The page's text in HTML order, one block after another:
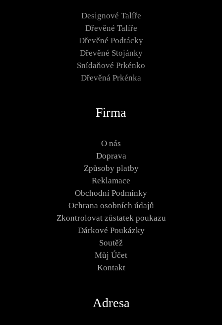
Designové Talíře
Dřevěné Talíře
Dřevěné Podtácky
Dřevěné Stojánky
Snídaňové Prkénko
Dřevěná Prkénka
Firma
O nás
Doprava
Způsoby platby
Reklamace
Obchodní Podmínky
Ochrana osobních údajů
Zkontrolovat zůstatek poukazu
Dárkové Poukázky
Soutěž
Můj Účet
Kontakt
Adresa